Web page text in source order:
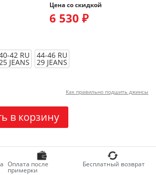
Цена со скидкой
6 530 ₽
42 RU
JEANS
44-46 RU
29 JEANS
Как правильно подшить джинсы
в корзину
Оплата после
примерки
Бесплатный возврат